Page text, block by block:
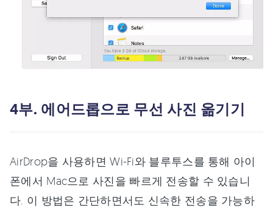
4부. 에어드롭으로 무선 사진 옮기기
AirDrop을 사용하면 Wi-Fi와 블루투스를 통해 아이
폰에서 Mac으로 사진을 빠르게 전송할 수 있습니
다. 이 방법은 간단하면서도 신속한 전송을 가능하